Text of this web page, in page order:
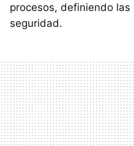
procesos, definiendo
seguridad.